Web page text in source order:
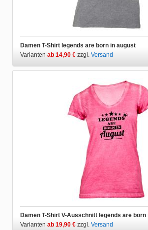
Damen T-Shirt legends are born in august
Varianten ab 14,90 € zzgl. Versand
Damen T-Shirt V-Ausschnitt legends are born
Varianten ab 19,90 € zzgl. Versand